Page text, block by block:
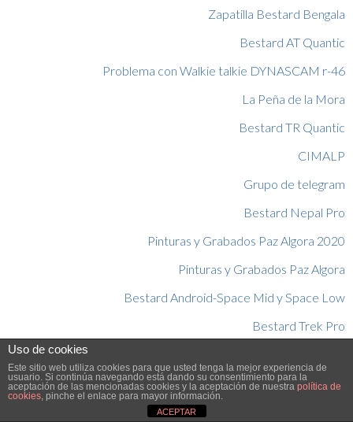
Zapatilla Bestard Bengala
Bestard AT Quantic
Problema con Walkie talkie DYNASCAM r-46
La Peña de la Mora
Bestard TR Quantic
CIMALP
Grupo de telegram
Bestard Nepal Pro
Pinturas y Grabados Paz Algora 2020
Pinturas y Grabados Paz Algora
Bestard Android-Space Mid y Space Low
Bestard Trek Pro
© Copyright 2026 - Aventúrate S.L.
Uso de cookies
Este sitio web utiliza cookies para que usted tenga la mejor experiencia de
usuario. Si continúa navegando está dando su consentimiento para la
aceptación de las mencionadas cookies y la aceptación de nuestra política de
cookies, pinche el enlace para mayor información.
ACEPTAR